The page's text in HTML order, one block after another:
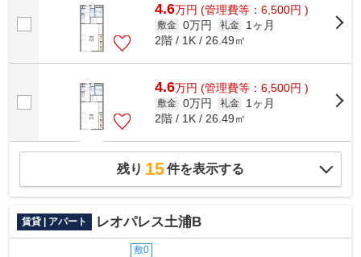
4.6万円 (管理費等：6,500円 )
敷金 0万円 礼金
1ヶ月
2階 / 1K / 26.49㎡
4.6万円 (管理費等：6,500円 )
敷金 0万円 礼金
1ヶ月
2階 / 1K / 26.49㎡
残り 15件を表示する
賃貸 | アパート レオパレス土浦B
敷0